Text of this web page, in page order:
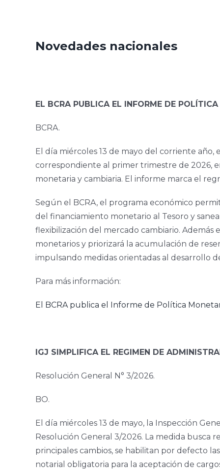
Novedades nacionales
EL BCRA PUBLICA EL INFORME DE
BCRA.
El día miércoles 13 de mayo del corriente
correspondiente al primer trimestre de 2026,
monetaria y cambiaria. El informe marca el
Según el BCRA, el programa económico
del financiamiento monetario al Tesoro y
flexibilización del mercado cambiario.
monetarios y priorizará la acumulación de
impulsando medidas orientadas al desarrollo
Para más información:
El BCRA publica el Informe de Política
IGJ SIMPLIFICA EL REGIMEN DE
Resolución General N° 3/2026.
BO.
El día miércoles 13 de mayo, la Inspección
Resolución General 3/2026. La medida busca
principales cambios, se habilitan por defecto
notarial obligatoria para la aceptación de